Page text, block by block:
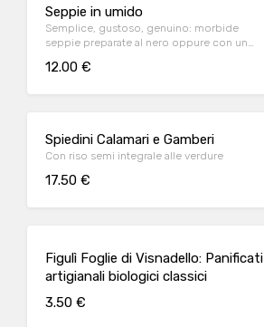
Seppie in umido
Semplice, gustoso, genuino: morbide
seppie preparate al nero oppure con un
12.00 €
Spiedini Calamari e Gamberi
Con riso semi integrale alle verdure
17.50 €
Figulì Foglie di Visnadello: Panificati
artigianali biologici classici
3.50 €